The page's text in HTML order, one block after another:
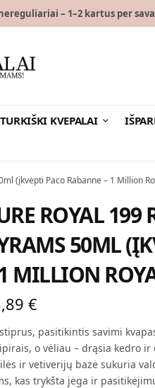
– 1–2 kartus per
KVEPALAI
(įkvėpti Paco Rabanne – 1 Million
ROYAL 199
50ML
MILLION
€
pasitikintis savimi
o vėliau – drąsia kedro
ir vetiverijų bazė sukuria
kas trykšta jėga ir